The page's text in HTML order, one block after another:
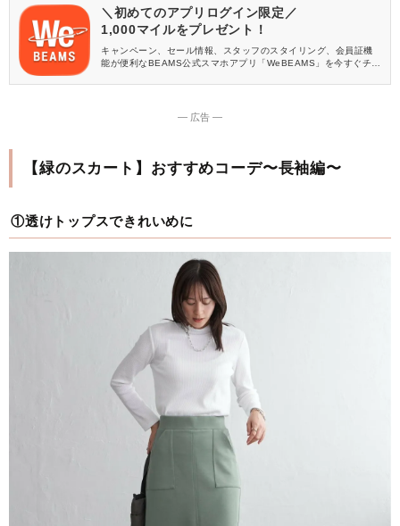
＼初めてのアプリログイン限定／
1,000マイルをプレゼント！
キャンペーン、セール情報、スタッフのスタイリング、会員証機
能が便利なBEAMS公式スマホアプリ「WeBEAMS」を今すぐチェ
― 広告 ―
【緑のスカート】おすすめコーデ〜長袖編〜
①透けトップスできれいめに